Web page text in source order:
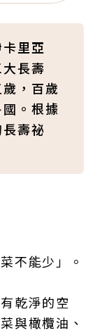
里亞
長壽
，百歲
。根據
壽祕
不能少」。
乾淨的空
與橄欖油、